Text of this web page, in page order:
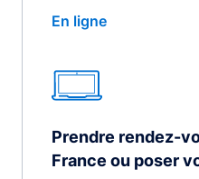
En ligne
Prendre rendez-
France ou poser